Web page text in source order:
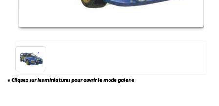
* Cliquez sur les miniatures pour ouvrir le mode galerie